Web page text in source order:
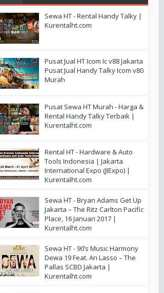
Sewa HT - Rental Handy Talky |
Kurentalht.com
Pusat Jual HT Icom Ic v88 Jakarta
Pusat Jual Handy Talky Icom v80
Murah
Pusat Sewa HT Murah - Harga &
Rental Handy Talky Terbaik |
Kurentalht.com
Rental HT - Hardware & Auto
Tools Indonesia | Jakarta
International Expo (JIExpo) |
Kurentalht.com
Sewa HT - Bryan Adams Get Up
Jakarta – The Ritz Carlton Pacific
Place, 16 Januari 2017 |
Kurentalht.com
Sewa HT - 90’s Music Harmony
Dewa 19 Feat. Ari Lasso – The
Pallas SCBD Jakarta |
Kurentalht.com